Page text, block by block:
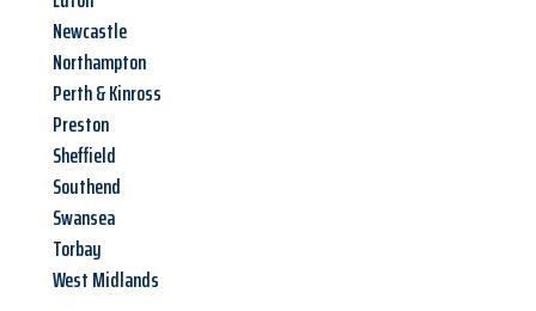
Newcastle
Northampton
Perth & Kinross
Preston
Sheffield
Southend
Swansea
Torbay
West Midlands